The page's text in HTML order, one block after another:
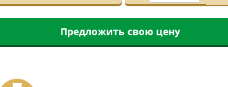
Предложить свою цену